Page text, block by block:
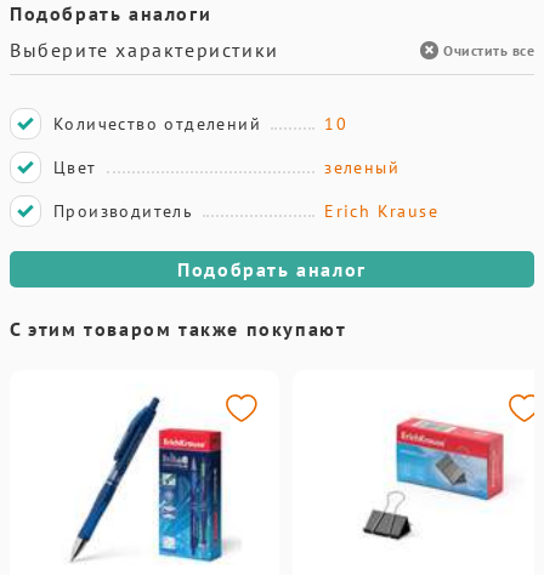
Подобрать аналоги
Выберите характеристики
Очистить все
Количество отделений
10
Цвет
зеленый
Производитель
Erich Krause
Подобрать аналог
С этим товаром также покупают